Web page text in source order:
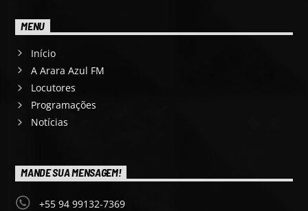
MENU
Início
A Arara Azul FM
Locutores
Programações
Notícias
MANDE SUA MENSAGEM!
+55 94 99132-7369